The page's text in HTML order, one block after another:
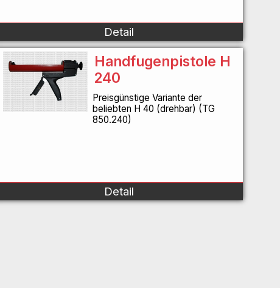
Detail
Handfugenpistole H
240
Preisgünstige Variante der
beliebten H 40 (drehbar) (TG
850.240)
Detail